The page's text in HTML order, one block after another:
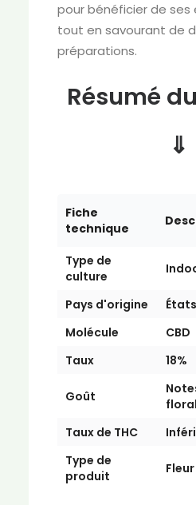
pour bénéficier de
tout en savourant de
préparations.
Résumé
⇓
Fiche
technique
Type de
culture
Pays d'origine
Molécule
CBD
Taux
18%
Goût
Taux de THC
Type de
produit
Fleur